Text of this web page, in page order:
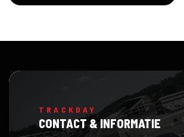
TRACKDAY
CONTACT & INFORMATIE